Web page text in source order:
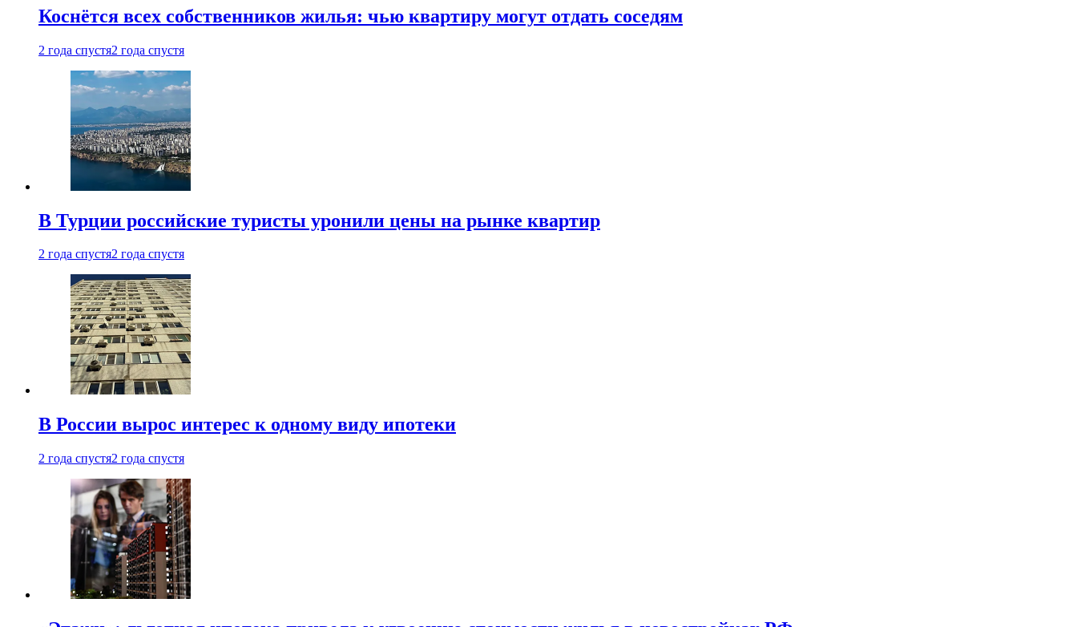
Коснётся всех собственников жилья: чью квартиру могут отдать соседям
2 года спустя2 года спустя
В Турции российские туристы уронили цены на рынке квартир
2 года спустя2 года спустя
В России вырос интерес к одному виду ипотеки
2 года спустя2 года спустя